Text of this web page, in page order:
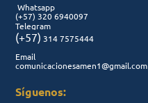
Whatsapp
(+57) 320 6940097
Telegram
(+57) 314 7575444
Email
comunicacionesamen1@gmail.com
Síguenos: